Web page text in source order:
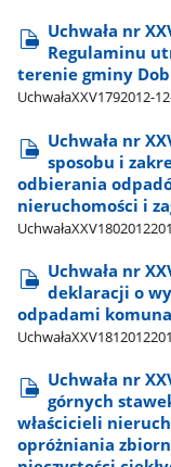
Uchwała nr
Regulaminu
terenie gminy
UchwałaXXV1792012-
Uchwała nr
sposobu i
odbierania
nieruchomości i
Uchwała nr
deklaracji o
odpadami
Uchwała nr
górnych
właścicieli
opróżniania